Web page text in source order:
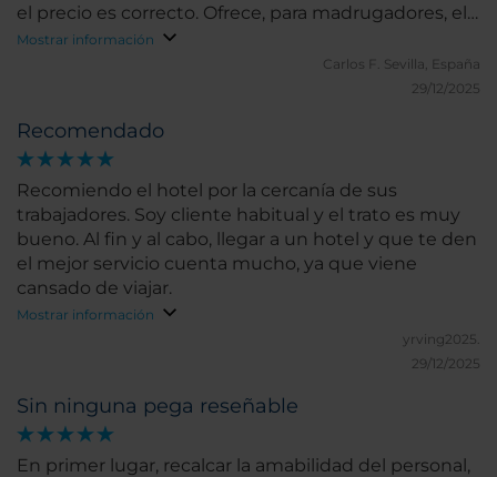
el precio es correcto. Ofrece, para madrugadores, el
hotel, como otros NH un servicio de café muy
Mostrar información
Carlos F. Sevilla, España
29/12/2025
Recomendado
Recomiendo el hotel por la cercanía de sus
trabajadores. Soy cliente habitual y el trato es muy
bueno. Al fin y al cabo, llegar a un hotel y que te den
el mejor servicio cuenta mucho, ya que viene
cansado de viajar.
Mostrar información
yrving2025.
29/12/2025
Sin ninguna pega reseñable
En primer lugar, recalcar la amabilidad del personal,